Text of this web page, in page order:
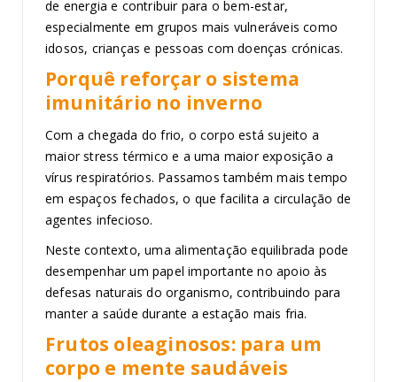
de energia e contribuir para o bem-estar,
especialmente em grupos mais vulneráveis como
idosos, crianças e pessoas com doenças crónicas.
Porquê reforçar o sistema
imunitário no inverno
Com a chegada do frio, o corpo está sujeito a
maior stress térmico e a uma maior exposição a
vírus respiratórios. Passamos também mais tempo
em espaços fechados, o que facilita a circulação de
agentes infecioso.
Neste contexto, uma alimentação equilibrada pode
desempenhar um papel importante no apoio às
defesas naturais do organismo, contribuindo para
manter a saúde durante a estação mais fria.
Frutos oleaginosos: para um
corpo e mente saudáveis